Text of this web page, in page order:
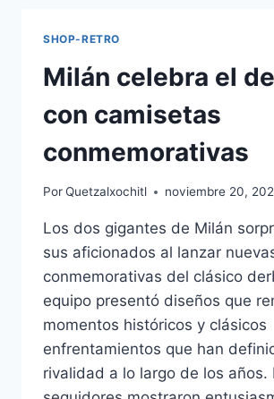
SHOP-RETRO
Milán celebra el
con camisetas
conmemorativas
PorQuetzalxochitl noviembre 20,
Los dos gigantes de Milán
sus aficionados al lanzar
conmemorativas del clásico
equipo presentó diseños que
momentos históricos y clásicos
enfrentamientos que han
rivalidad a lo largo de los años.